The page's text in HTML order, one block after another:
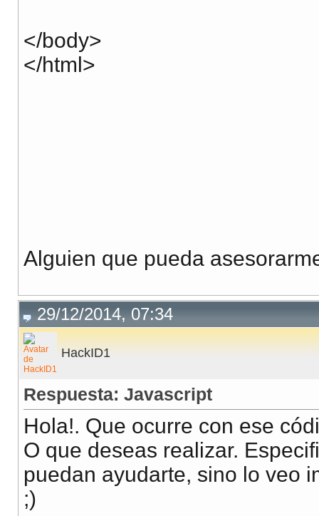
</body>
</html>
Alguien que pueda
29/12/2014, 07:34
HackID1
Respuesta: Javascript
Hola!. Que ocurre con ese
O que deseas realizar.
puedan ayudarte, sino lo veo
;)